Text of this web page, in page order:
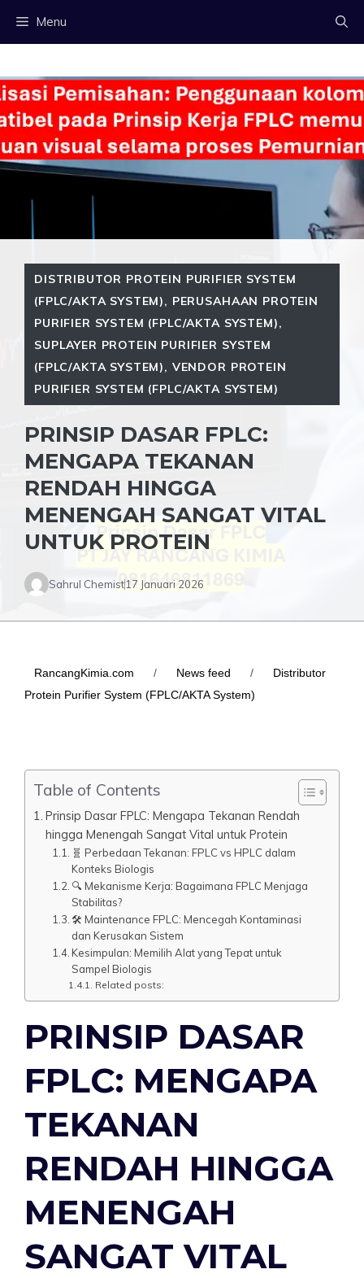
Menu
DISTRIBUTOR PROTEIN PURIFIER SYSTEM
(FPLC/AKTA SYSTEM), PERUSAHAAN PROTEIN
PURIFIER SYSTEM (FPLC/AKTA SYSTEM),
SUPLAYER PROTEIN PURIFIER SYSTEM
(FPLC/AKTA SYSTEM), VENDOR PROTEIN
PURIFIER SYSTEM (FPLC/AKTA SYSTEM)
PRINSIP DASAR FPLC:
MENGAPA TEKANAN
RENDAH HINGGA
MENENGAH SANGAT VITAL
UNTUK PROTEIN
Sahrul Chemist17 Januari 2026
RancangKimia.com / News feed /
Distributor
Protein Purifier System (FPLC/AKTA System)
Table of Contents
Prinsip Dasar FPLC: Mengapa Tekanan Rendah
hingga Menengah Sangat Vital untuk Protein
🧬 Perbedaan Tekanan: FPLC vs HPLC dalam
Konteks Biologis
🔍 Mekanisme Kerja: Bagaimana FPLC Menjaga
Stabilitas?
🛠️ Maintenance FPLC: Mencegah Kontaminasi
dan Kerusakan Sistem
Kesimpulan: Memilih Alat yang Tepat untuk
Sampel Biologis
Related posts:
PRINSIP DASAR
FPLC: MENGAPA
TEKANAN
RENDAH HINGGA
MENENGAH
SANGAT VITAL